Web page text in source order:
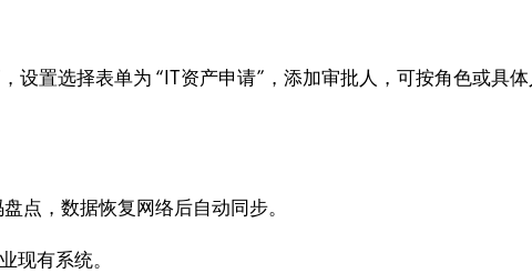
设置选择表单为 “IT资产申请”，添加审批人，可按角色或具
点，数据恢复网络后自动同步。
现有系统。